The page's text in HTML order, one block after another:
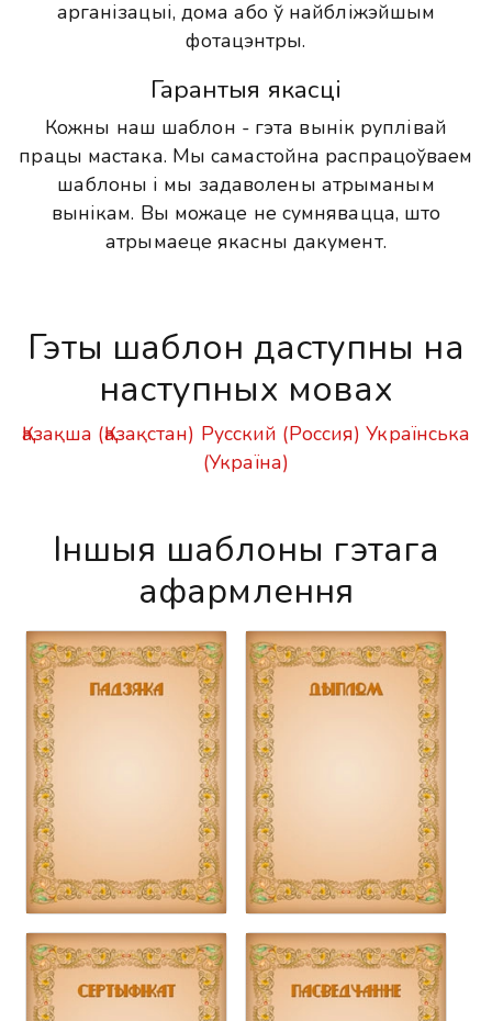
арганізацыі, дома або ў найбліжэйшым
фотацэнтры.
Гарантыя якасці
Кожны наш шаблон - гэта вынік руплівай
працы мастака. Мы самастойна распрацоўваем
шаблоны і мы задаволены атрыманым
вынікам. Вы можаце не сумнявацца, што
атрымаеце якасны дакумент.
Гэты шаблон даступны на
наступных мовах
Қазақша (Қазақстан) Русский (Россия) Українська
(Україна)
Іншыя шаблоны гэтага
афармлення